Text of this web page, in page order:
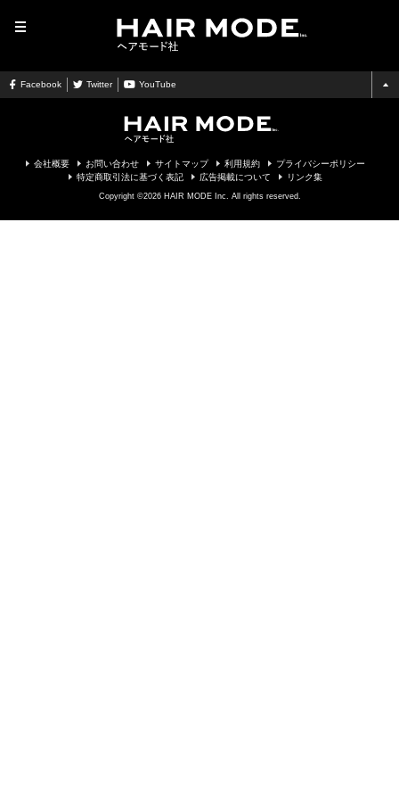
Facebook Twitter YouTube
会社概要 お問い合わせ サイトマップ 利用規約
プライバシーポリシー
特定商取引法に基づく表記
広告掲載について リンク集
Copyright ©2026 HAIR MODE Inc. All rights reserved.